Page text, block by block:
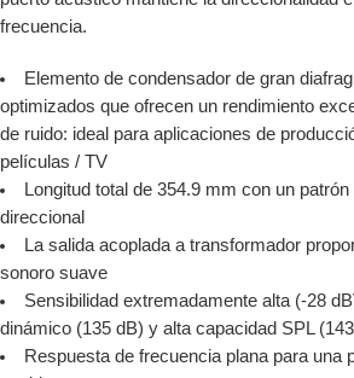
frecuencia.
Elemento de condensador de gran
optimizados que ofrecen un rendimiento
de ruido: ideal para aplicaciones de
películas / TV
Longitud total de 354.9 mm con un
direccional
La salida acoplada a transformador
sonoro suave
Sensibilidad extremadamente alta (-28
dinámico (135 dB) y alta capacidad SPL
Respuesta de frecuencia plana para una